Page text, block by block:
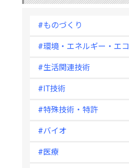
#ものづくり
#環境・エネルギー・エコ
#生活関連技術
#IT技術
#特殊技術・特許
#バイオ
#医療